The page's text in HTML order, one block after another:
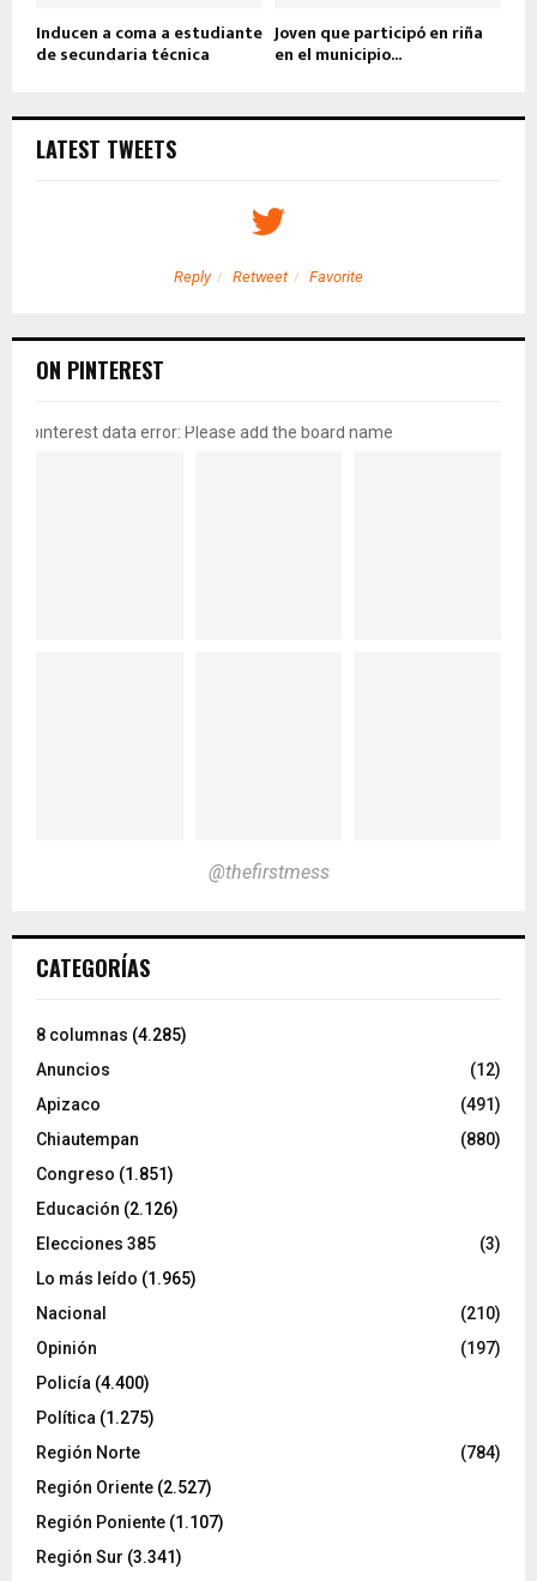
Inducen a coma a estudiante
de secundaria técnica
Joven que participó en riña
en el municipio...
LATEST TWEETS
Reply Retweet Favorite
ON PINTEREST
pinterest data error: Please add the board name
@thefirstmess
CATEGORÍAS
8 columnas (4.285)
Anuncios
(12)
Apizaco
(491)
Chiautempan
(880)
Congreso (1.851)
Educación (2.126)
Elecciones 385
(3)
Lo más leído (1.965)
Nacional
(210)
Opinión
(197)
Policía (4.400)
Política (1.275)
Región Norte
(784)
Región Oriente (2.527)
Región Poniente (1.107)
Región Sur (3.341)